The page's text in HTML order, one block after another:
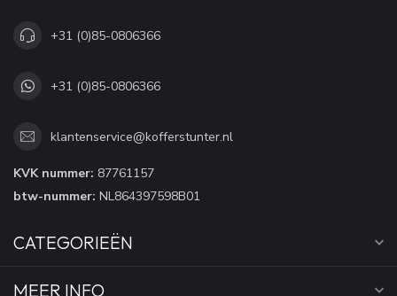
+31 (0)85-0806366
+31 (0)85-0806366
klantenservice@kofferstunter.nl
KVK nummer: 87761157
btw-nummer: NL864397598B01
CATEGORIEËN
MEER INFO